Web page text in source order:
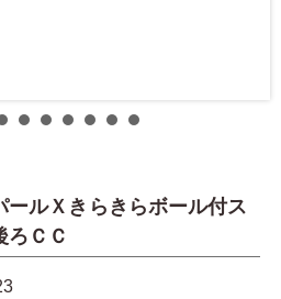
ールＸきらきらボール付ス
ろＣＣ